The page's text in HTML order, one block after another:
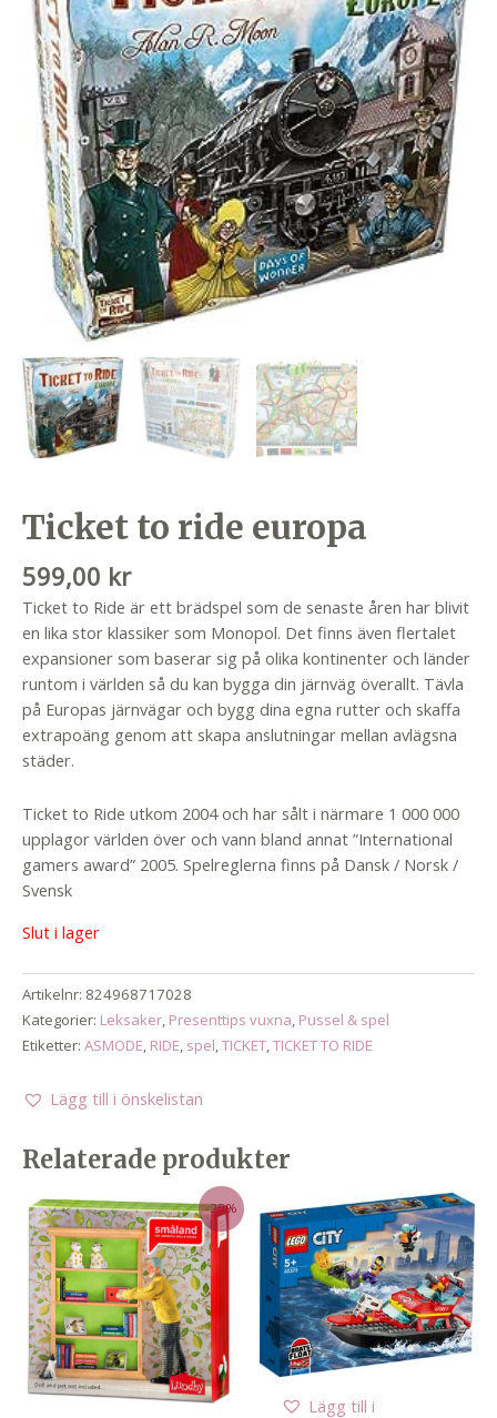
Ticket to ride europa
599,00 kr
Ticket to Ride är ett brädspel som de senaste åren har blivit
en lika stor klassiker som Monopol. Det finns även flertalet
expansioner som baserar sig på olika kontinenter och länder
runtom i världen så du kan bygga din järnväg överallt. Tävla
på Europas järnvägar och bygg dina egna rutter och skaffa
extrapoäng genom att skapa anslutningar mellan avlägsna
städer.
Ticket to Ride utkom 2004 och har sålt i närmare 1 000 000
upplagor världen över och vann bland annat ”International
gamers award” 2005. Spelreglerna finns på Dansk / Norsk /
Svensk
Slut i lager
Artikelnr: 824968717028
Kategorier: Leksaker, Presenttips vuxna, Pussel & spel
Etiketter: ASMODE, RIDE, spel,TICKET,TICKET TO RIDE
Lägg till i önskelistan
Relaterade produkter
-25%
Lägg till i